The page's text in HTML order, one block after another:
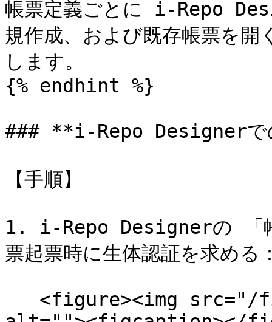
帳票定義ごとに i-Repo
規作成、および既存帳票を開
します。
{% endhint %}
### **i-Repo Designerで
【手順】
1. i-Repo Designerの 「帳
票起票時に生体認証を求め